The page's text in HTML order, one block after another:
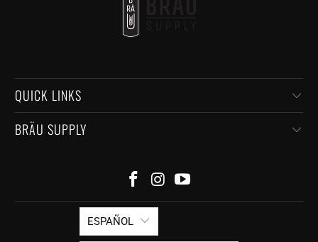
QUICK LINKS
BRÄU SUPPLY
ESPAÑOL